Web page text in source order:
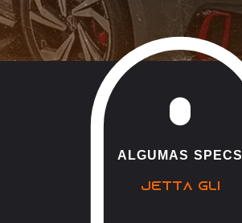
ALGUMAS SPECS
JETTA GLI